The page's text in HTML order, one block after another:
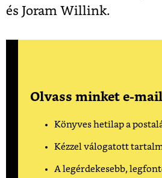
és Joram Willink.
Olvass minket e-
Könyves hetilap a
Kézzel válogatott
A legérdekesebb,